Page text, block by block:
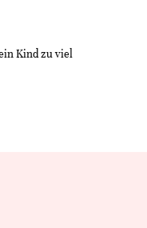
Kind zu viel